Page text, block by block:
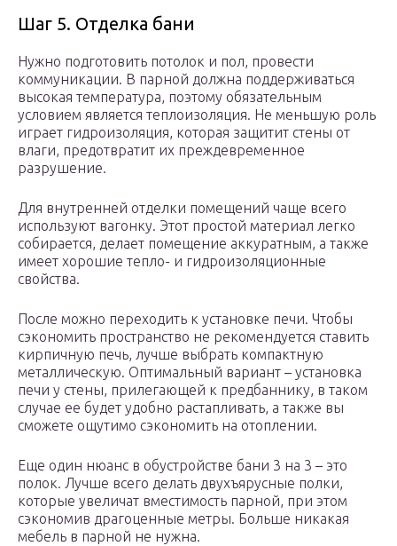
Шаг 5. Отделка бани
Нужно подготовить потолок и пол, провести
коммуникации. В парной должна поддерживаться
высокая температура, поэтому обязательным
условием является теплоизоляция. Не меньшую роль
играет гидроизоляция, которая защитит стены от
влаги, предотвратит их преждевременное
разрушение.
Для внутренней отделки помещений чаще всего
используют вагонку. Этот простой материал легко
собирается, делает помещение аккуратным, а также
имеет хорошие тепло- и гидроизоляционные
свойства.
После можно переходить к установке печи. Чтобы
сэкономить пространство не рекомендуется ставить
кирпичную печь, лучше выбрать компактную
металлическую. Оптимальный вариант – установка
печи у стены, прилегающей к предбаннику, в таком
случае ее будет удобно растапливать, а также вы
сможете ощутимо сэкономить на отоплении.
Еще один нюанс в обустройстве бани 3 на 3 – это
полок. Лучше всего делать двухъярусные полки,
которые увеличат вместимость парной, при этом
сэкономив драгоценные метры. Больше никакая
мебель в парной не нужна.